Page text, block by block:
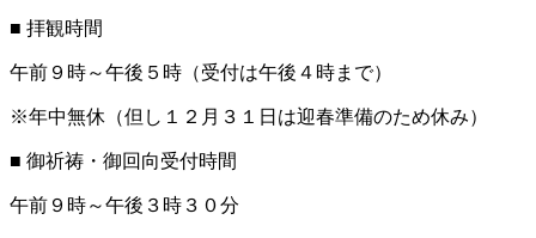
■ 拝観時間
午前９時～午後５時（受付は午後４時まで）
※年中無休（但し１２月３１日は迎春準備のため休み）
■ 御祈祷・御回向受付時間
午前９時～午後３時３０分